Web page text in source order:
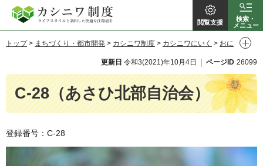
カシニワ制
度
閲覧支援
検索・
メニュー
トップ> まちづくり・都市開発 > カシニワ制度 > カシニワにいく > おに
更新日 令和3(2021)年10月4日 ページID 26099
C-28（あさひ北部自治会）
登録番号：C-28